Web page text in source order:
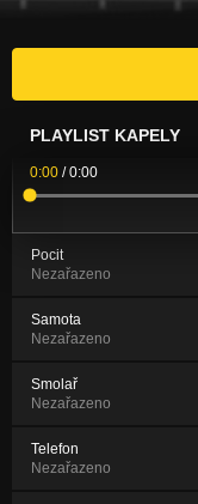
PLAYLIST KAPELY
0:00 /0:00
Pocit
Nezařazeno
Samota
Nezařazeno
Smolař
Nezařazeno
Telefon
Nezařazeno